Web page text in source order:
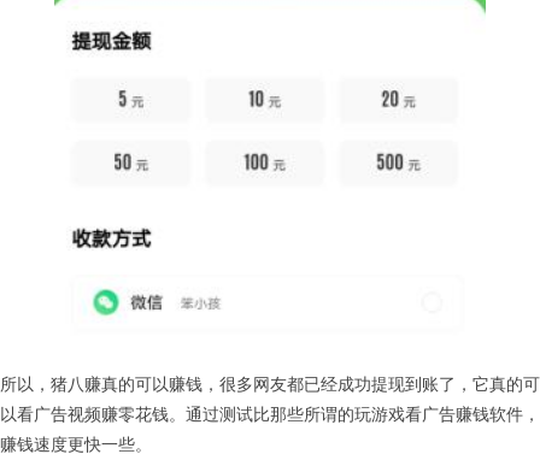
所以，猪八赚真的可以赚钱，很多网友都已经成功提现到账了，它真的可
以看广告视频赚零花钱。通过测试比那些所谓的玩游戏看广告赚钱软件，
赚钱速度更快一些。